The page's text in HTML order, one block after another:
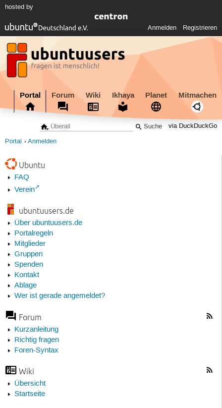
hosted by
Anmelden Registrieren
Portal Forum Wiki Ikhaya Planet Mitmachen
via DuckDuckGo
Portal Anmelden
Ubuntu
FAQ
Verein
ubuntuusers.de
Über ubuntuusers.de
Portalregeln
Mitglieder
Gruppen
Spenden
Kontakt
Ablage
Wer ist gerade angemeldet?
Forum
Kurzanleitung
Richtig fragen
Foren-Syntax
Wiki
Übersicht
Startseite